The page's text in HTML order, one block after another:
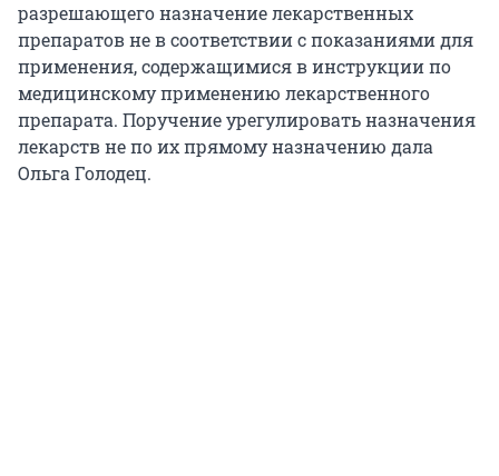
разрешающего назначение лекарственных
препаратов не в соответствии с показаниями для
применения, содержащимися в инструкции по
медицинскому применению лекарственного
препарата. Поручение урегулировать назначения
лекарств не по их прямому назначению дала
Ольга Голодец.